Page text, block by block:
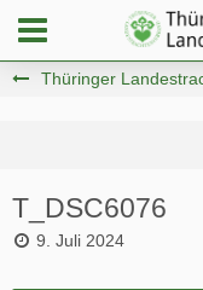
Thüringer
T_DSC6076
9. Juli 2024